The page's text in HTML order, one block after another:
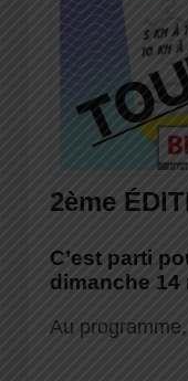
2ème
C’est parti
dimanche 14
Au